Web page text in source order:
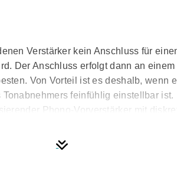
Verstärker kein Anschluss für
Der Anschluss erfolgt dann an
Von Vorteil ist es deshalb, wenn
feinfühlig einstellbar ist.
Phono-Vorverstärker mit
von MM-, Moving Iron- und